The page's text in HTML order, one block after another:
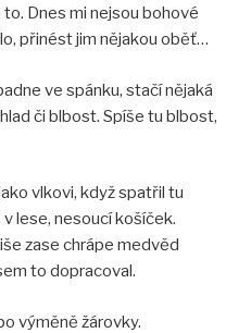
Dnes mi nejsou bohové
přinést jim nějakou oběť…
ve spánku, stačí nějaká
či blbost. Spíše tu blbost,
vlkovi, když spatřil tu
lese, nesoucí košíček.
zase chrápe medvěd
to dopracoval.
výměně žárovky.